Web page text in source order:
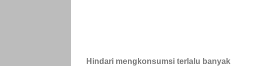
Hindari mengkonsumsi terlalu banyak